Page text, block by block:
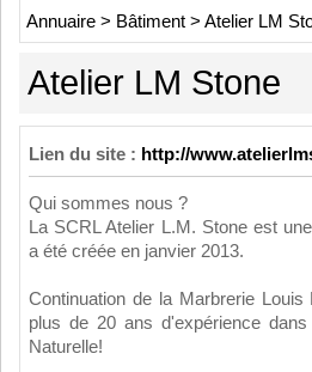
Annuaire > Bâtiment > Atelier LM
Atelier LM Stone
Lien du site : http://
Qui sommes nous ?
La SCRL Atelier L.M. Stone est
a été créée en janvier 2013.
Continuation de la Marbrerie
plus de 20 ans d'expérience
Naturelle!